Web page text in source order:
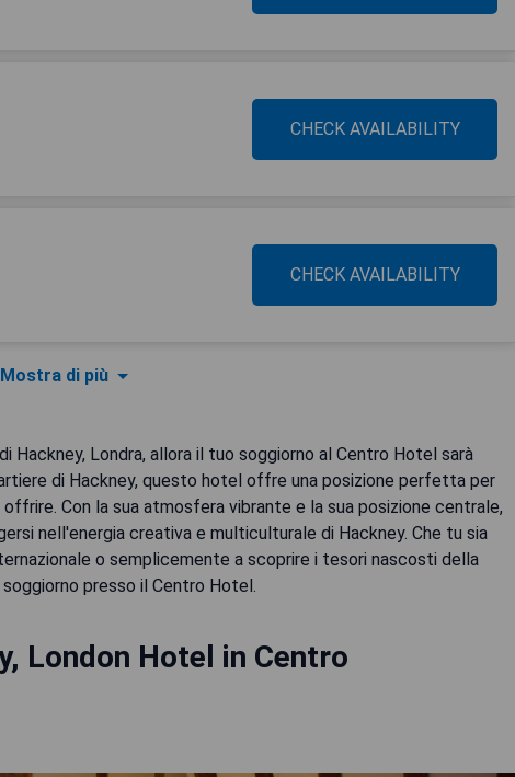
CHECK AVAILABILITY
CHECK AVAILABILITY
Mostra di più
Hackney, Londra, allora il tuo soggiorno al Centro Hotel sarà
di Hackney, questo hotel offre una posizione perfetta per
Con la sua atmosfera vibrante e la sua posizione centrale,
nell'energia creativa e multiculturale di Hackney. Che tu sia
o semplicemente a scoprire i tesori nascosti della
presso il Centro Hotel.
London Hotel in Centro